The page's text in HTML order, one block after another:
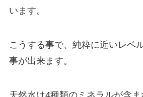
います。
こうする事で、純粋に近いレベ
事が出来ます。
天然水は4種類のミネラルが含